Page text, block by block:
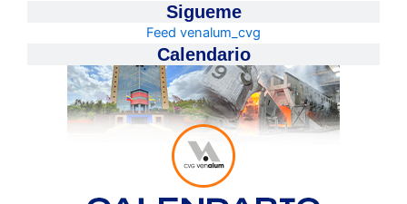
Sigueme
Feed venalum_cvg
Calendario